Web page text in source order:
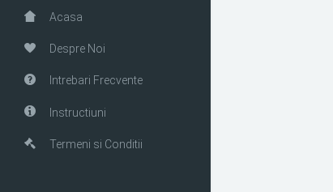
Acasa
Despre Noi
Intrebari Frecvente
Instructiuni
Termeni si Conditii